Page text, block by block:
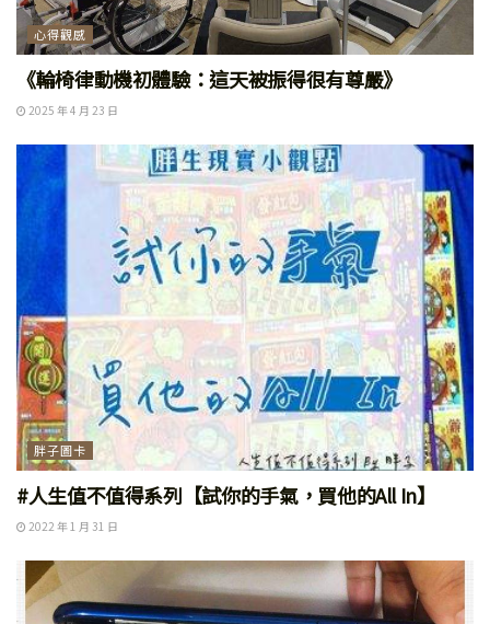
心得觀感
《輪椅律動機初體驗：這天被振得很有尊嚴》
2025 年 4 月 23 日
胖子圖卡
#人生值不值得系列【試你的手氣，買他的All In】
2022 年 1 月 31 日